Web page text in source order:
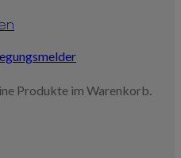
Produkte im Warenkorb.